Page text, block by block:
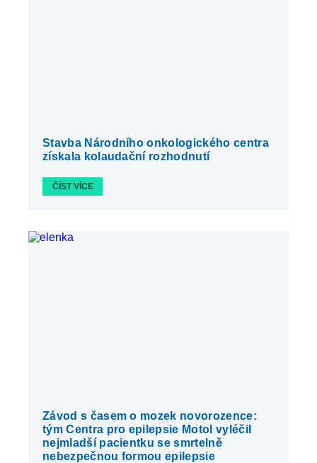
Stavba Národního onkologického centra
získala kolaudační rozhodnutí
ČÍST VÍCE
Závod s časem o mozek novorozence:
tým Centra pro epilepsie Motol vyléčil
nejmladší pacientku se smrtelně
nebezpečnou formou epilepsie